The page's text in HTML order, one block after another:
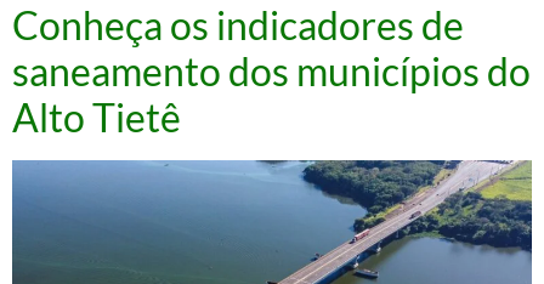
Conheça os indicadores de
saneamento dos municípios do
Alto Tietê